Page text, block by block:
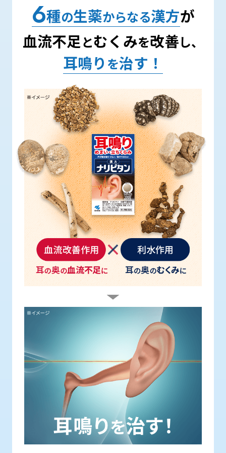
胞）が、その音の振動を「電気信号」に変換す
ることによって、音と認識することができま
ところが耳の中で何らかの異常
聴覚細胞がうまく働かなくなると、
誤って変換。これにより「耳鳴り」が発生しま
6種の生薬からなる漢方が
血流不足とむくみを改善し、
耳鳴り を治す！